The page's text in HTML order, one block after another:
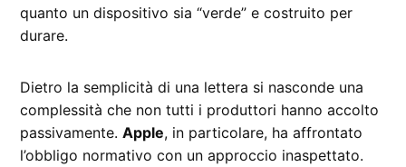
quanto un dispositivo sia “verde” e costruito per
durare.
Dietro la semplicità di una lettera si nasconde una
complessità che non tutti i produttori hanno accolto
passivamente.Apple, in particolare, ha affrontato
l’obbligo normativo con un approccio inaspettato.